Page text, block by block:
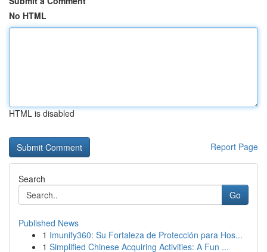
No HTML
HTML is disabled
Report Page
Search
Go
Published News
1 Imunify360: Su Fortaleza de Protección para Hos...
1 Simplified Chinese Acquiring Activities: A Fun ...